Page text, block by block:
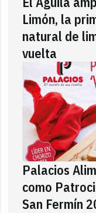
Limón, la
natural de
vuelta
Palacios
como
San Fermín